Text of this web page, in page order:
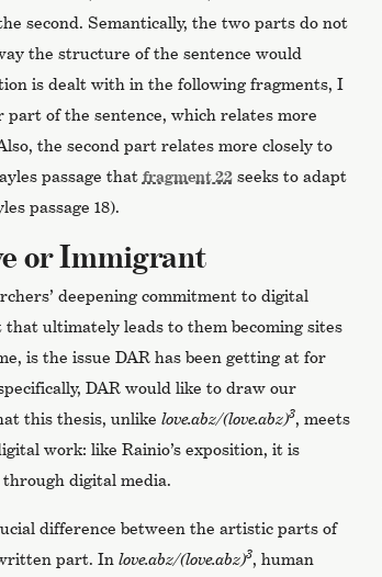
second. Semantically, the two parts do not
the structure of the sentence would
is dealt with in the following fragments, I
of the sentence, which relates more
the second part relates more closely to
passage that fragment 22seeks to adapt
passage 18).
or Immigrant
deepening commitment to digital
that ultimately leads to them becoming sites
is the issue DAR has been getting at for
DAR would like to draw our
this thesis, unlike love.abz/(love.abz)3, meets
work: like Rainio’s exposition, it is
digital media.
difference between the artistic parts of
part. In love.abz/(love.abz)3, human